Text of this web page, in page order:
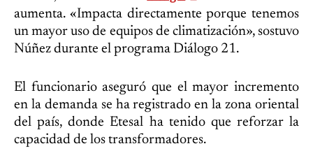
aumenta. «Impacta directamente porque tenemos
un mayor uso de equipos de climatización», sostuvo
Núñez durante el programa Diálogo 21.
El funcionario aseguró que el mayor incremento
en la demanda se ha registrado en la zona oriental
del país, donde Etesal ha tenido que reforzar la
capacidad de los transformadores.